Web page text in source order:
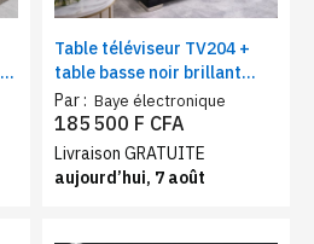
Table téléviseur TV204 +
table basse noir brillant
avec poignées chromées
Par : Baye électronique
185 500 F CFA
Livraison GRATUITE
aujourd’hui, 7 août